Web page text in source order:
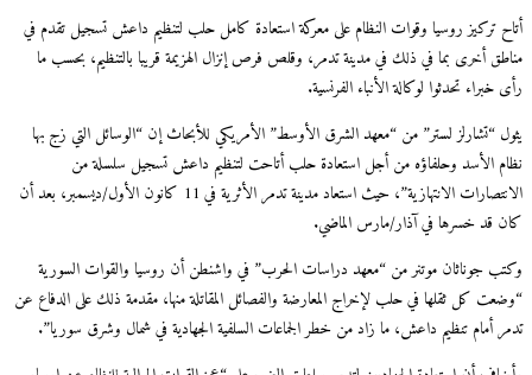
أتاح تركيز روسيا وقوات النظام على معركة استعادة كامل حلب لتنظيم داعش تسجيل تقدم في
مناطق أخرى بما في ذلك في مدينة تدمر، وقلص فرص إنزال الهزيمة قريبا بالتنظيم، بحسب ما
رأى خبراء تحدثوا لوكالة الأنباء الفرنسية.
يثول “تشارلز لستر” من “معهد الشرق الأوسط” الأمريكي للأبحاث إن “الوسائل التي زج بها
نظام الأسد وحلفاؤه من أجل استعادة حلب أتاحت لتنظيم داعش تسجيل سلسلة من
الانتصارات الانتهازية”، حيث استعاد مدينة تدمر الأثرية في 11 كانون الأول/ديسمبر، بعد أن
كان قد خسرها في آذار/مارس الماضي.
وكتب جوناثان موتنر من “معهد دراسات الحرب” في واشنطن أن روسيا والقوات السورية
“وضعت كل ثقلها في حلب لإخراج المعارضة والفصائل المقاتلة منها، مقدمة ذلك على الدفاع عن
تدمر أمام تنظيم داعش، ما زاد من خطر الجماعات السلفية الجهادية في شمال وشرق سوريا”.